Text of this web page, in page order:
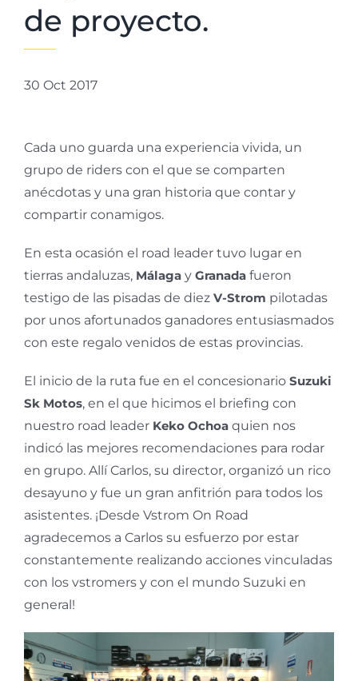
de proyecto.
30 Oct 2017
Cada uno guarda una experiencia vivida, un
grupo de riders con el que se comparten
anécdotas y una gran historia que contar y
compartir conamigos.
En esta ocasión el road leader tuvo lugar en
tierras andaluzas, Málaga y Granada fueron
testigo de las pisadas de diez V-Strom pilotadas
por unos afortunados ganadores entusiasmados
con este regalo venidos de estas provincias.
El inicio de la ruta fue en el concesionario Suzuki
Sk Motos, en el que hicimos el briefing con
nuestro road leader Keko Ochoa quien nos
indicó las mejores recomendaciones para rodar
en grupo. Allí Carlos, su director, organizó un rico
desayuno y fue un gran anfitrión para todos los
asistentes. ¡Desde Vstrom On Road
agradecemos a Carlos su esfuerzo por estar
constantemente realizando acciones vinculadas
con los vstromers y con el mundo Suzuki en
general!